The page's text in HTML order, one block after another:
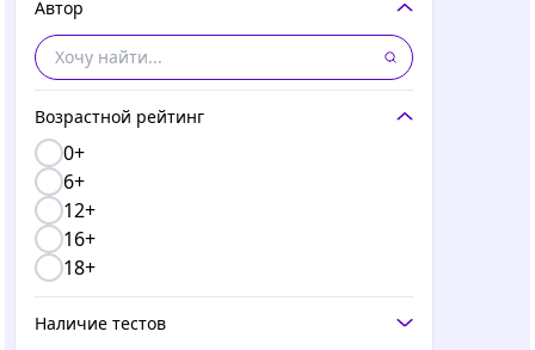
Автор
Возрастной рейтинг
0+
6+
12+
16+
18+
Наличие тестов